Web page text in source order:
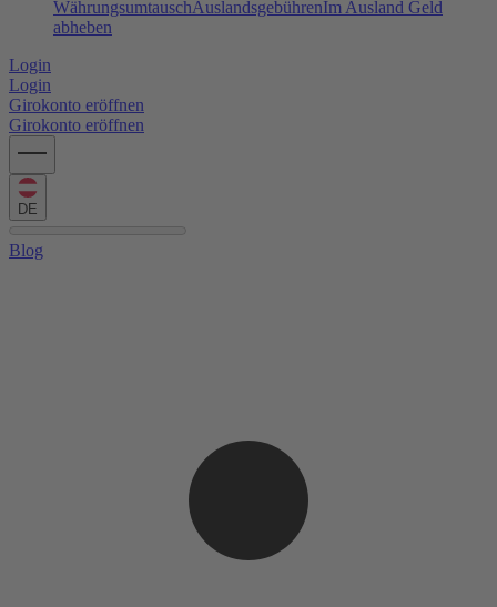
WährungsumtauschAuslandsgebührenIm Ausland Geld
abheben
Login
Login
Girokonto eröffnen
Girokonto eröffnen
DE
Blog